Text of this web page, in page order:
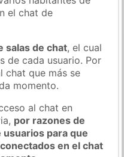
el chat de
salas de chat, el cual
de cada usuario. Por
chat que más se
momento.
al chat en
por razones de
para que
en el chat